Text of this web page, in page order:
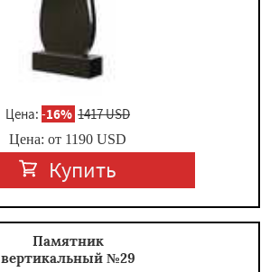
Цена: -16% 1417 USD
Цена: от 1190 USD
Купить
Памятник
вертикальный №29